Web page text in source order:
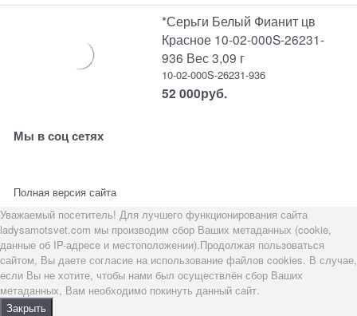
*Серьги Белый Фианит цв
Красное 10-02-000S-26231-
936 Вес 3,09 г
10-02-000S-26231-936
52 000руб.
Мы в соц сетях
Полная версия сайта
Уважаемый посетитель! Для лучшего функционирования сайта
ladysamotsvet.com мы производим сбор Ваших метаданных (cookie,
данные об IP-адресе и местоположении).Продолжая пользоваться
сайтом, Вы даете согласие на использование файлов cookies. В случае,
если Вы не хотите, чтобы нами был осуществлён сбор Ваших
метаданных, Вам необходимо покинуть данный сайт.
Закрыть